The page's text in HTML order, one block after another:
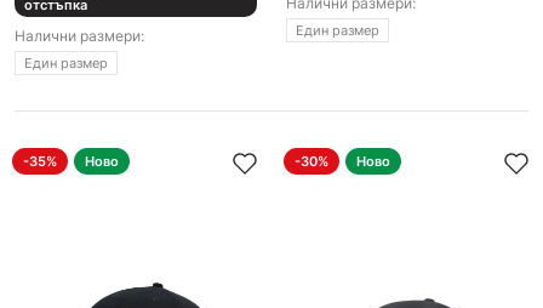
отстъпка
Налични размери:
Един размер
Един размер
-35% Ново -30% Ново